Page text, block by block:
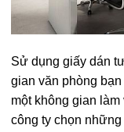
Sử dụng giấy dán
gian văn phòng
một không gian
công ty chọn